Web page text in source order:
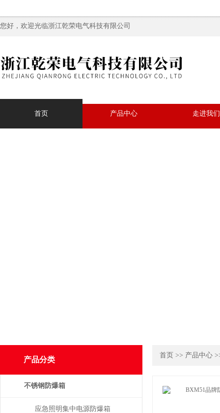
您好，欢迎光临浙江乾荣电气科技有限公司
首页 产品中心 走进我们
产品分类
不锈钢防爆箱
应急照明集中电源防爆箱
首页 >> 产品中心